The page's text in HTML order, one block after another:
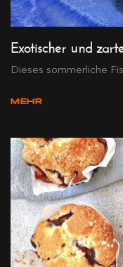
Exotischer und
Dieses sommerliche
MEHR